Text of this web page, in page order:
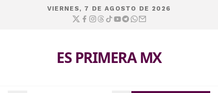
VIERNES, 7 DE AGOSTO DE 2026
ES PRIMERA MX